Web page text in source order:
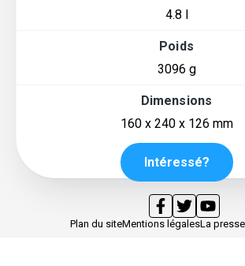
4.8 l
Poids
3096 g
Dimensions
160 x 240 x 126 mm
Intéressé?
Plan du siteMentions légalesLa